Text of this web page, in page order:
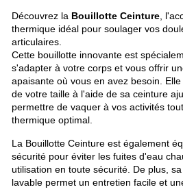
Découvrez la Bouillotte Ceinture,
thermique idéal pour soulager vos
articulaires.
Cette bouillotte innovante est
s'adapter à votre corps et vous offrir
apaisante où vous en avez besoin.
de votre taille à l'aide de sa ceinture
permettre de vaquer à vos activités
thermique optimal.
La Bouillotte Ceinture est également
sécurité pour éviter les fuites d'eau
utilisation en toute sécurité. De plus,
lavable permet un entretien facile et